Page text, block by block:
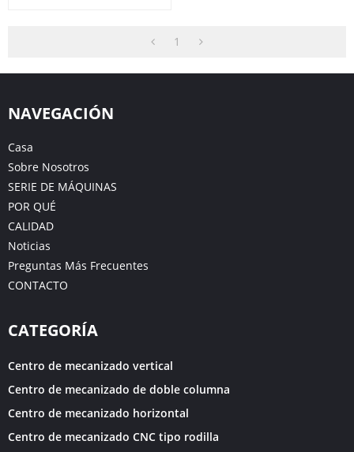
1
NAVEGACIÓN
Casa
Sobre Nosotros
SERIE DE MÁQUINAS
POR QUÉ
CALIDAD
Noticias
Preguntas Más Frecuentes
CONTACTO
CATEGORÍA
Centro de mecanizado vertical
Centro de mecanizado de doble columna
Centro de mecanizado horizontal
Centro de mecanizado CNC tipo rodilla